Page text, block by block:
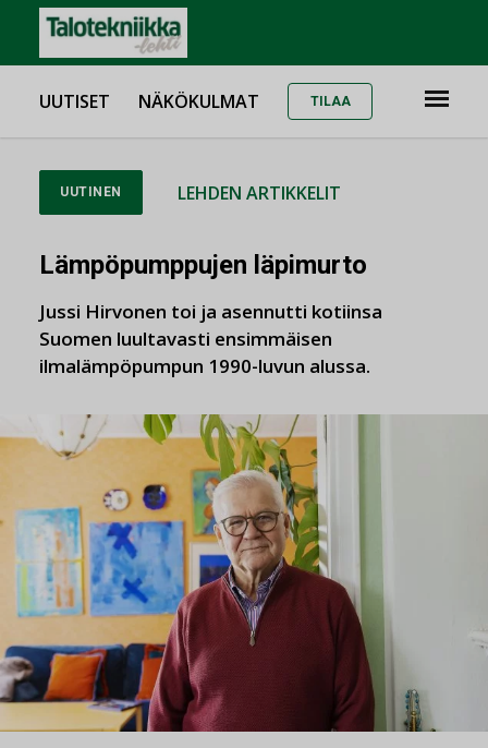
UUTISET NÄKÖKULMAT TILAA
UUTINEN LEHDEN ARTIKKELIT
Lämpöpumppujen läpimurto
Jussi Hirvonen toi ja asennutti kotiinsa
Suomen luultavasti ensimmäisen
ilmalämpöpumpun 1990-luvun alussa.